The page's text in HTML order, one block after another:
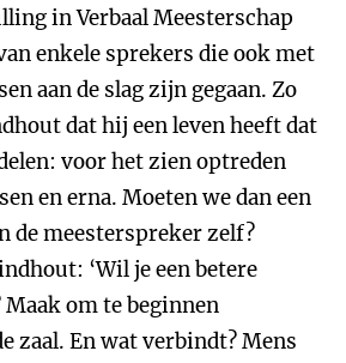
in Verbaal Meesterschap
enkele sprekers die ook met
aan de slag zijn gegaan. Zo
dat hij een leven heeft dat
voor het zien optreden
en erna. Moeten we dan een
de meesterspreker zelf?
‘Wil je een betere
om te beginnen
zaal. En wat verbindt? Mens